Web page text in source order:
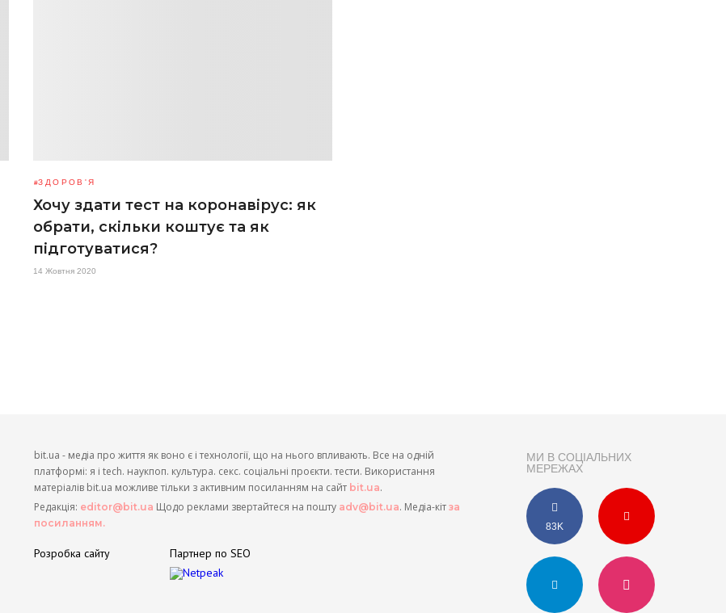
ЗДОРОВ'Я
Хочу здати тест на коронавірус: як
обрати, скільки коштує та як
підготуватися?
14 Жовтня 2020
МИ В СОЦІАЛЬНИХ
МЕРЕЖАХ
83K
bit.ua - медіа про життя як воно є і технології, що на нього впливають. Все на одній
платформі: я і tech. наукпоп. культура. секс. соціальні проєкти. тести. Використання
матеріалів bit.ua можливе тільки з активним посиланням на сайт bit.ua.
Редакція: editor@bit.ua Щодо реклами звертайтеся на пошту adv@bit.ua. Медіа-кіт за
посиланням.
Розробка сайту Партнер по SEO